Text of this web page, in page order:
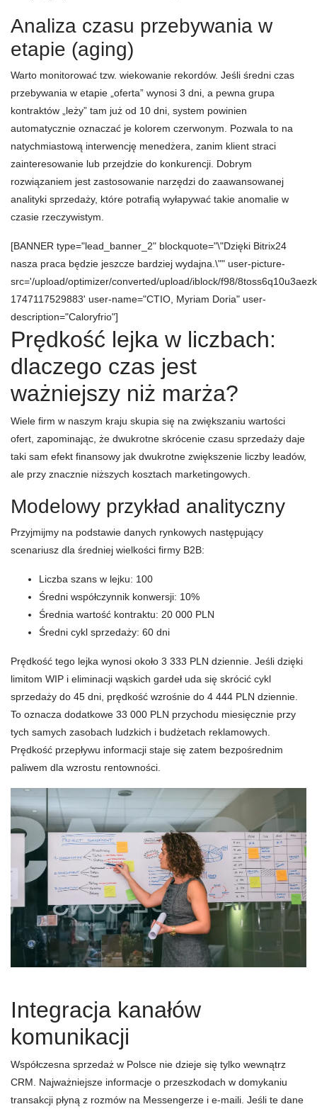
Analiza czasu przebywania w
etapie (aging)
Warto monitorować tzw. wiekowanie rekordów. Jeśli średni czas
przebywania w etapie „oferta” wynosi 3 dni, a pewna grupa
kontraktów „leży” tam już od 10 dni, system powinien
automatycznie oznaczać je kolorem czerwonym. Pozwala to na
natychmiastową interwencję menedżera, zanim klient straci
zainteresowanie lub przejdzie do konkurencji. Dobrym
rozwiązaniem jest zastosowanie narzędzi do zaawansowanej
analityki sprzedaży, które potrafią wyłapywać takie anomalie w
czasie rzeczywistym.
[BANNER type="lead_banner_2" blockquote="\"Dzięki Bitrix24
nasza praca będzie jeszcze bardziej wydajna.\"" user-picture-
src='/upload/optimizer/converted/upload/iblock/f98/
1747117529883' user-name="CTIO, Myriam Doria" user-
description="Caloryfrio"]
Prędkość lejka w liczbach:
dlaczego czas jest
ważniejszy niż marża?
Wiele firm w naszym kraju skupia się na zwiększaniu wartości
ofert, zapominając, że dwukrotne skrócenie czasu sprzedaży daje
taki sam efekt finansowy jak dwukrotne zwiększenie liczby leadów,
ale przy znacznie niższych kosztach marketingowych.
Modelowy przykład analityczny
Przyjmijmy na podstawie danych rynkowych następujący
scenariusz dla średniej wielkości firmy B2B:
Liczba szans w lejku: 100
Średni współczynnik konwersji: 10%
Średnia wartość kontraktu: 20 000 PLN
Średni cykl sprzedaży: 60 dni
Prędkość tego lejka wynosi około 3 333 PLN dziennie. Jeśli dzięki
limitom WIP i eliminacji wąskich gardeł uda się skrócić cykl
sprzedaży do 45 dni, prędkość wzrośnie do 4 444 PLN dziennie.
To oznacza dodatkowe 33 000 PLN przychodu miesięcznie przy
tych samych zasobach ludzkich i budżetach reklamowych.
Prędkość przepływu informacji staje się zatem bezpośrednim
paliwem dla wzrostu rentowności.
Integracja kanałów
komunikacji
Współczesna sprzedaż w Polsce nie dzieje się tylko wewnątrz
CRM. Najważniejsze informacje o przeszkodach w domykaniu
transakcji płyną z rozmów na Messengerze i e-maili. Jeśli te dane